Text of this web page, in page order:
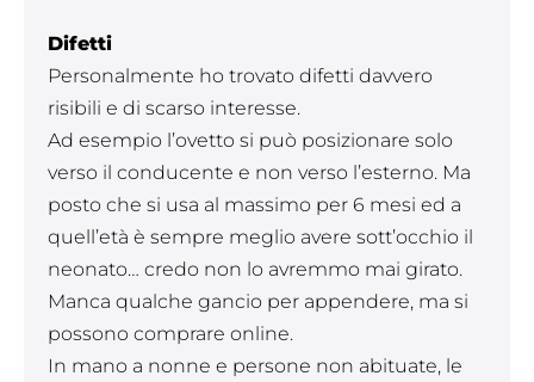
Difetti
Personalmente ho trovato difetti davvero
risibili e di scarso interesse.
Ad esempio l’ovetto si può posizionare solo
verso il conducente e non verso l’esterno. Ma
posto che si usa al massimo per 6 mesi ed a
quell’età è sempre meglio avere sott’occhio il
neonato… credo non lo avremmo mai girato.
Manca qualche gancio per appendere, ma si
possono comprare online.
In mano a nonne e persone non abituate, le